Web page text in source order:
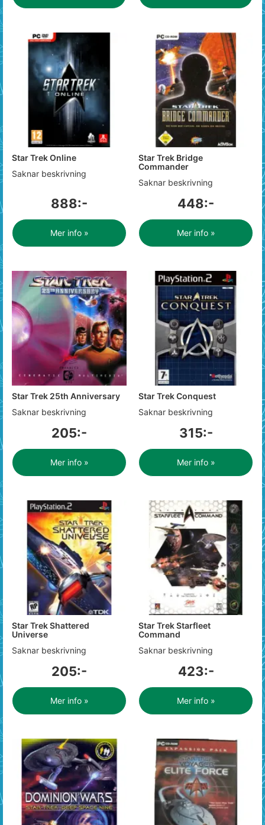
Star Trek Online
Saknar beskrivning
888:-
Mer info »
Star Trek Bridge
Commander
Saknar beskrivning
448:-
Mer info »
Star Trek 25th Anniversary
Saknar beskrivning
205:-
Mer info »
Star Trek Conquest
Saknar beskrivning
315:-
Mer info »
Star Trek Shattered
Universe
Saknar beskrivning
205:-
Mer info »
Star Trek Starfleet
Command
Saknar beskrivning
423:-
Mer info »